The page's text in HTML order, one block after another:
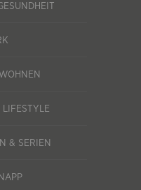
LIFESTYLE
& SERIEN